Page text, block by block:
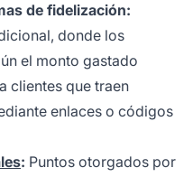
de fidelización:
donde los
el monto gastado
clientes que traen
enlaces o códigos
: Puntos otorgados por